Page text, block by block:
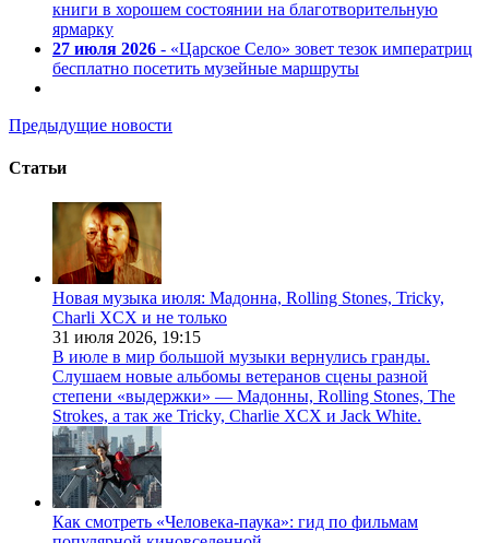
книги в хорошем состоянии на благотворительную
ярмарку
27 июля 2026 - «Царское Село» зовет тезок императриц
бесплатно посетить музейные маршруты
Предыдущие новости
Статьи
Новая музыка июля: Мадонна, Rolling Stones, Tricky,
Charli XCX и не только
31 июля 2026, 19:15
В июле в мир большой музыки вернулись гранды.
Слушаем новые альбомы ветеранов сцены разной
степени «выдержки» — Мадонны, Rolling Stones, The
Strokes, а так же Tricky, Charlie XCX и Jack White.
Как смотреть «Человека-паука»: гид по фильмам